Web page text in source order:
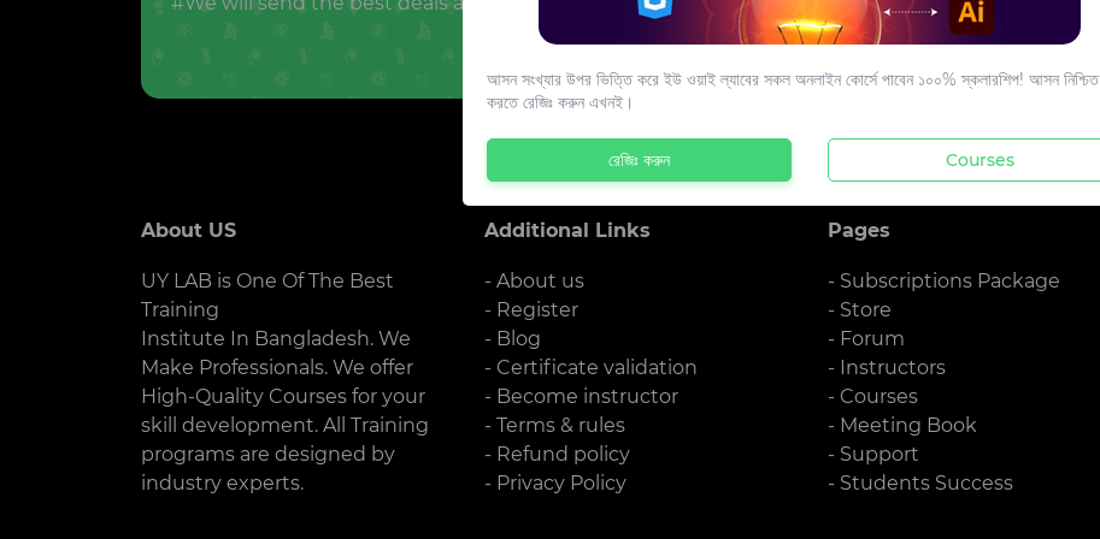
About US
UY LAB is One Of The Best
Training
Institute In Bangladesh. We
Make Professionals. We offer
High-Quality Courses for your
skill development. All Training
programs are designed by
industry experts.
Additional Links
- About us
- Register
- Blog
- Certificate validation
- Become instructor
- Terms & rules
- Refund policy
- Privacy Policy
Pages
- Subscriptions Package
- Store
- Forum
- Instructors
- Courses
- Meeting Book
- Support
- Students Success
আসন সংখ্যার উপর ভিত্তি করে ইউ ওয়াই ল্যাবের সকল অনলাইন কোর্সে পাবেন ১০০% স্কলারশিপ! আসন নিশ্চিত
করতে রেজিঃ করুন এখনই।
রেজিঃ করুন Courses